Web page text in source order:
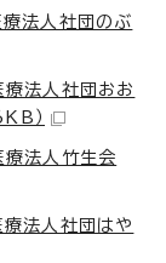
法人社団のぶ
法人社団おお
）
法人竹生会
法人社団はや